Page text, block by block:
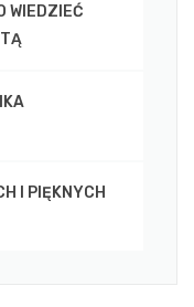
WIEDZIEĆ
I PIĘKNYCH